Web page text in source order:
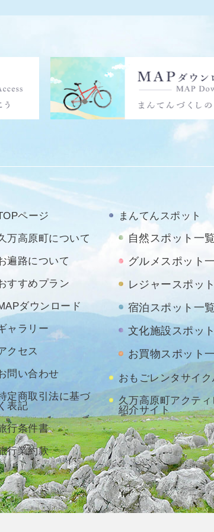
ページ
万高原町について
遍路について
すすめプラン
ダウンロード
ャラリー
クセス
問い合わせ
定商取引法に基づ
く表記
行条件書
行業約款
まんてんスポット
自然スポット一
グルメスポット
レジャースポッ
宿泊スポット一
文化施設スポッ
お買物スポット
おもごレンタサイク
久万高原町アクテ
紹介サイト